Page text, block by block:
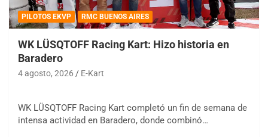
PILOTOS EKVP RMC BUENOS AIRES
WK LÜSQTOFF Racing Kart: Hizo historia en
Baradero
4 agosto, 2026 E-Kart
WK LÜSQTOFF Racing Kart completó un fin de semana de
intensa actividad en Baradero, donde combinó…
COBERTURA ESPECIAL DE E-KART.COM.AR
08/09-AGO